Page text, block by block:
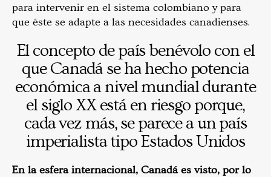
para intervenir en el sistema colombiano y para
que éste se adapte a las necesidades canadienses.
El concepto de país benévolo con el
que Canadá se ha hecho potencia
económica a nivel mundial durante
el siglo XX está en riesgo porque,
cada vez más, se parece a un país
imperialista tipo Estados Unidos
En la esfera internacional, Canadá es visto, por lo